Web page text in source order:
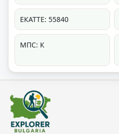
ЕКАТТЕ: 55840
МПС: К